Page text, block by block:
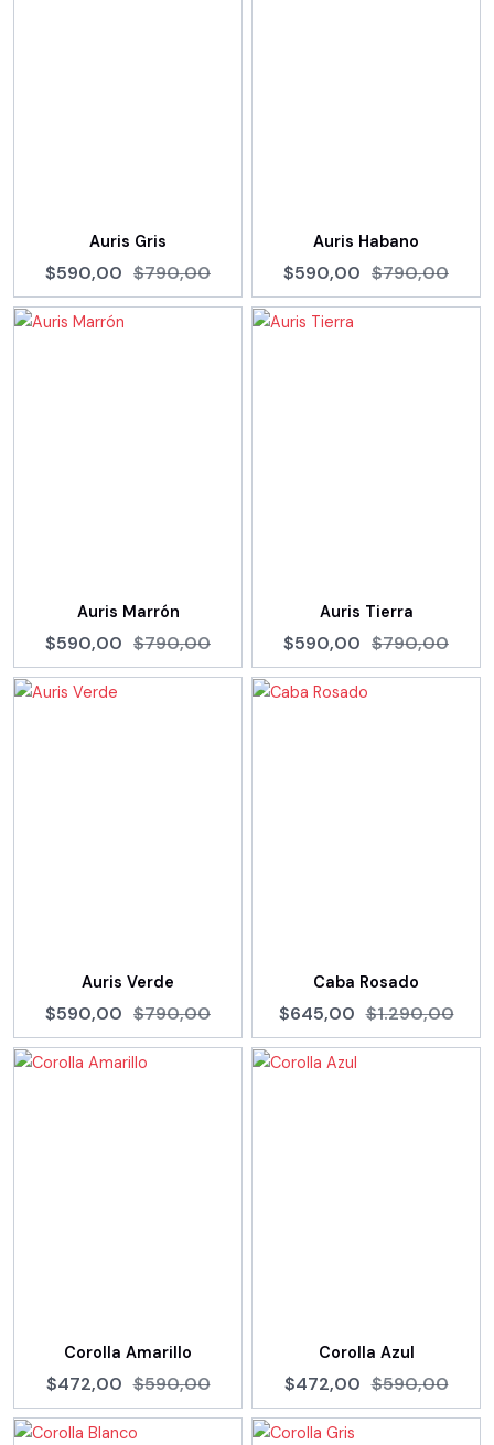
Auris Gris
$590,00 $790,00
Auris Habano
$590,00 $790,00
Auris Marrón
$590,00 $790,00
Auris Tierra
$590,00 $790,00
Auris Verde
$590,00 $790,00
Caba Rosado
$645,00 $1.290,00
Corolla Amarillo
$472,00 $590,00
Corolla Azul
$472,00 $590,00